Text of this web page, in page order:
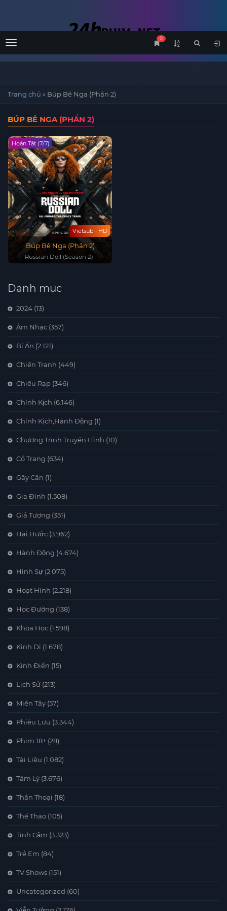
Menu
0
Trang chủ » Búp Bê Nga (Phần 2)
BÚP BÊ NGA (PHẦN 2)
Vietsub - HD
Hoàn Tất (7/7)
Búp Bê Nga (Phần 2)
Russian Doll (Season 2)
Danh mục
2024 (13)
Âm Nhạc (357)
Bí Ẩn (2.121)
Chiến Tranh (449)
Chiếu Rạp (346)
Chính Kịch (6.146)
Chính Kịch,Hành Động (1)
Chương Trình Truyền Hình (10)
Cổ Trang (634)
Gây Cấn (1)
Gia Đình (1.508)
Giả Tượng (351)
Hài Hước (3.962)
Hành Động (4.674)
Hình Sự (2.075)
Hoạt Hình (2.218)
Học Đường (138)
Khoa Học (1.598)
Kinh Dị (1.678)
Kinh Điển (15)
Lịch Sử (213)
Miền Tây (57)
Phiêu Lưu (3.344)
Phim 18+ (28)
Tài Liệu (1.082)
Tâm Lý (3.676)
Thần Thoại (18)
Thể Thao (105)
Tình Cảm (3.323)
Trẻ Em (84)
TV Shows (151)
Uncategorized (60)